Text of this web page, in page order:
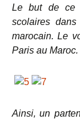
Le but de ce
scolaires
marocain. Le
Paris au Maroc.
Ainsi, un